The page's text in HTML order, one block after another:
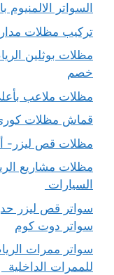
السواتر الالمنيوم
تركيب مظلات مدارس
خصم
مظلات ملاعب بأعلى
قماش مظلات كوري أصلي 20%
مظلات قص ليزر-
مظلات مشاريع
السيارات
سواتر قص ليزر
سواتر دوت كوم
للممرات الداخلية